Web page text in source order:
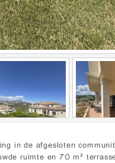
in de afgesloten
ruimte en 70 m²